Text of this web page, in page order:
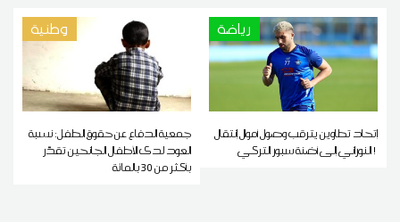
رياضة
إتحاد تطاوين يترقب وصول أموال إنتقال
النوراني إلى أضنة سبور التركي !
وطنية
جمعية الدفاع عن حقوق الطفل: نسبة
العود لدى الأطفال الجانحين تقدّر
بأكثر من 30 بالمائة